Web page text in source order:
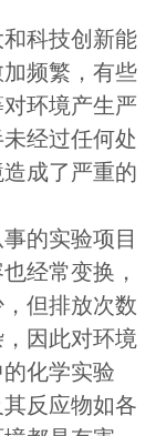
科技创新能
频繁，有些
环境产生严
经过任何处
成了严重的
的实验项目
经常变换，
但排放次数
因此对环境
化学实验
反应物如各